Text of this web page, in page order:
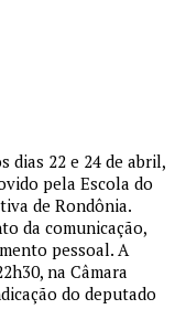
dias 22 e 24 de abril,
pela Escola do
de Rondônia.
da comunicação,
pessoal. A
na Câmara
do deputado